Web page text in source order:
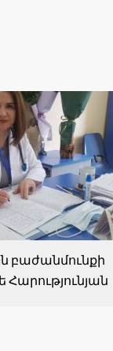
բաժանմունքի
Հարությունյան